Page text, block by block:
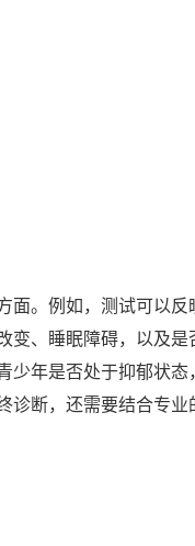
面。例如，测试可以反
变、睡眠障碍，以及是
少年是否处于抑郁状态
诊断，还需要结合专业